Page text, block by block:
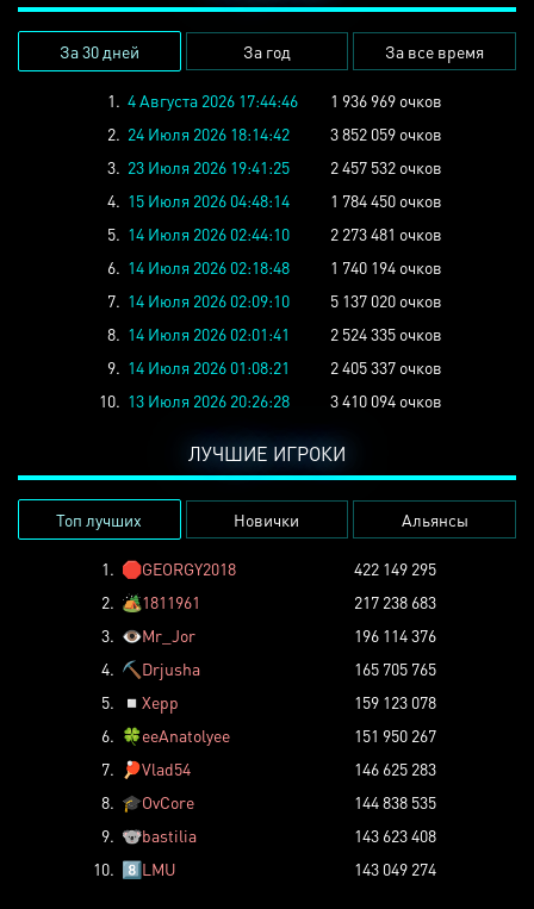
За 30 дней За год За все время
1. 4 Августа 2026 17:44:46
1 936 969 очков
2. 24 Июля 2026 18:14:42
3 852 059 очков
3. 23 Июля 2026 19:41:25
2 457 532 очков
4. 15 Июля 2026 04:48:14
1 784 450 очков
5. 14 Июля 2026 02:44:10
2 273 481 очков
6. 14 Июля 2026 02:18:48
1 740 194 очков
7. 14 Июля 2026 02:09:10
5 137 020 очков
8. 14 Июля 2026 02:01:41
2 524 335 очков
9. 14 Июля 2026 01:08:21
2 405 337 очков
10. 13 Июля 2026 20:26:28 3 410 094 очков
ЛУЧШИЕ ИГРОКИ
Топ лучших Новички Альянсы
1. 🛑GEORGY2018
422 149 295
2. 🏕️1811961
217 238 683
3. 👁️Mr_Jor
196 114 376
4. ⛏️ Drjusha
165 705 765
5.
◽ Xepp
159 123 078
6. 🍀eeAnatolyee
151 950 267
7.
🏓Vlad54
146 625 283
8. 🎓OvCore
144 838 535
9. 🐨bastilia
143 623 408
10. 8️⃣LMU 143 049 274